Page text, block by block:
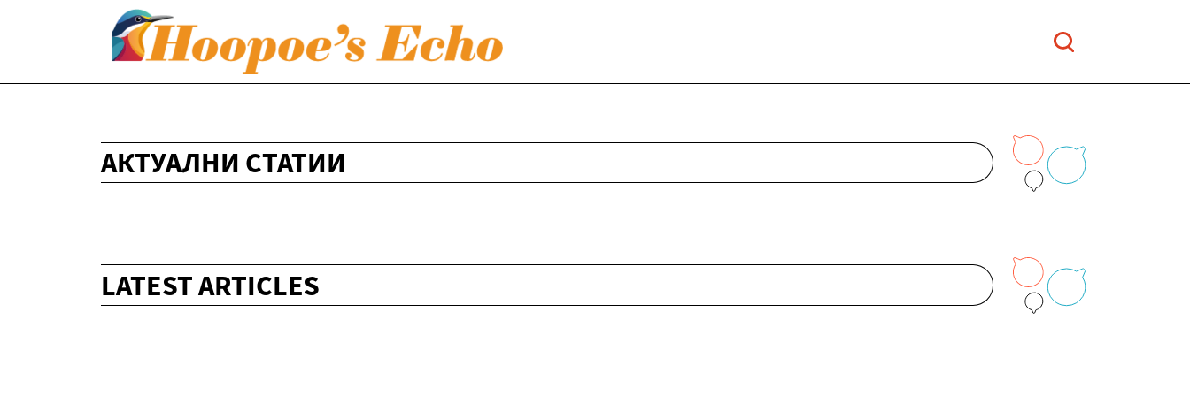
АКТУАЛНИ СТАТИИ
LATEST ARTICLES